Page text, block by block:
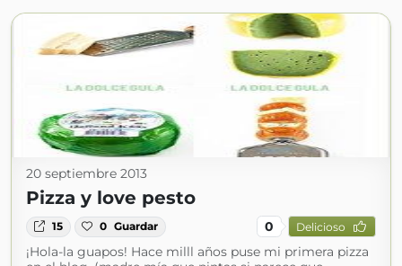
20 septiembre 2013
Pizza y love pesto
15 0 Guardar 0 Delicioso
¡Hola-la guapos! Hace milll años puse mi primera pizza